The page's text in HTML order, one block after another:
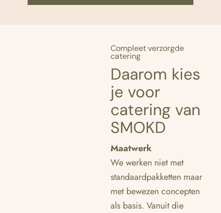
Compleet verzorgde
catering
Daarom kies
je voor
catering van
SMOKD
Maatwerk
We werken niet met
standaardpakketten maar
met bewezen concepten
als basis. Vanuit die